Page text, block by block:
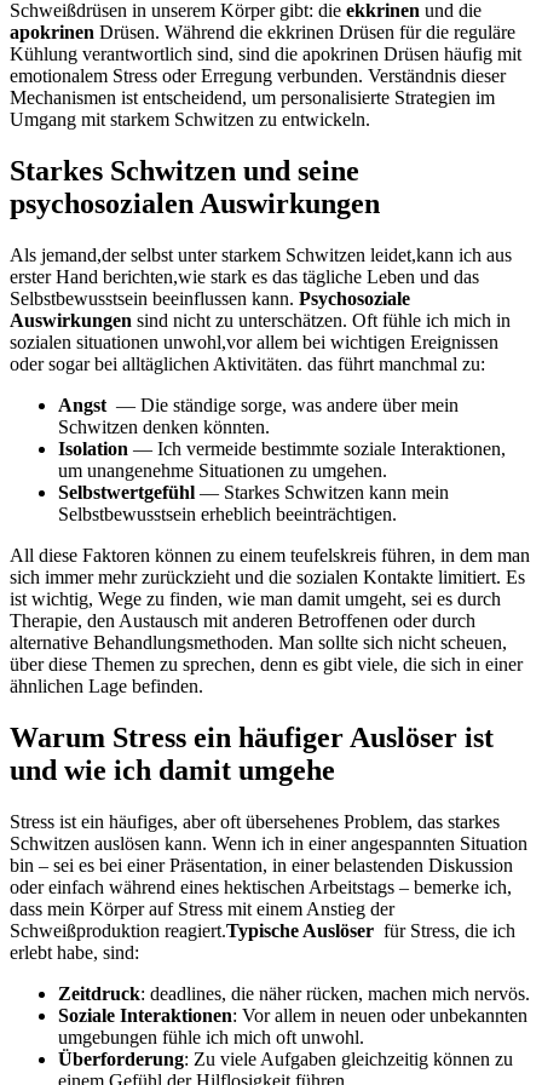
Schweißdrüsen in unserem Körper gibt: die ekkrinen ⁣und die
apokrinen Drüsen. Während die ekkrinen Drüsen für die reguläre
⁣Kühlung verantwortlich sind, sind die apokrinen Drüsen häufig mit
emotionalem ​Stress oder ​Erregung verbunden. Verständnis dieser
Mechanismen​ ist entscheidend, um personalisierte Strategien im
Umgang mit starkem ‍Schwitzen zu entwickeln.
Starkes Schwitzen und seine
‌psychosozialen Auswirkungen
Als jemand,der selbst unter starkem Schwitzen leidet,kann ich aus⁢
erster Hand berichten,wie stark es das tägliche Leben und das⁣
Selbstbewusstsein beeinflussen kann. Psychosoziale
Auswirkungen sind nicht zu unterschätzen. Oft ​fühle⁢ ich⁢ mich in
sozialen situationen unwohl,vor allem⁣ bei wichtigen Ereignissen
oder sogar bei alltäglichen Aktivitäten. ⁢das führt manchmal zu:​
Angst ⁢ — Die​ ständige sorge, was andere über ‌mein
Schwitzen‍ denken könnten.
Isolation — Ich vermeide bestimmte soziale Interaktionen,
um unangenehme Situationen zu⁢ umgehen.
Selbstwertgefühl — ‍Starkes Schwitzen kann mein​
Selbstbewusstsein⁤ erheblich beeinträchtigen.
All diese Faktoren können zu einem teufelskreis führen, in dem man
sich immer ⁤mehr zurückzieht und die sozialen Kontakte limitiert. Es
ist ⁢wichtig, Wege zu​ finden,⁢ wie ‌man damit umgeht, sei es durch
‌Therapie, den Austausch mit anderen⁤ Betroffenen oder durch
alternative Behandlungsmethoden.‍ Man⁢ sollte sich nicht scheuen,
über diese Themen zu sprechen, denn es gibt viele, die ⁣sich in einer
ähnlichen Lage befinden.
Warum Stress ein häufiger Auslöser ⁤ist
und wie⁢ ich damit umgehe
Stress ist ein häufiges, aber oft⁤ übersehenes Problem, das starkes
Schwitzen auslösen ⁢kann. Wenn ich in ⁣einer angespannten Situation
bin – sei es bei einer Präsentation, ‍in einer belastenden Diskussion
oder einfach während eines hektischen ⁢Arbeitstags ⁢– bemerke ich,
dass ​mein Körper auf Stress mit einem Anstieg der
Schweißproduktion reagiert.Typische Auslöser ⁤ für Stress, die ich
⁣erlebt habe, sind:
Zeitdruck: deadlines, die näher rücken, machen mich nervös.
Soziale Interaktionen:⁤ Vor allem in neuen oder unbekannten
umgebungen fühle ich ⁣mich‍ oft unwohl.
Überforderung: Zu viele Aufgaben gleichzeitig können zu
einem ‍Gefühl der Hilflosigkeit ⁢führen.